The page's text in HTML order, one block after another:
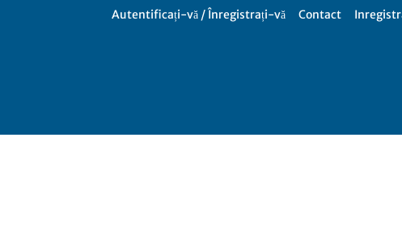
Autentificați-vă / Înregistrați-vă Contact